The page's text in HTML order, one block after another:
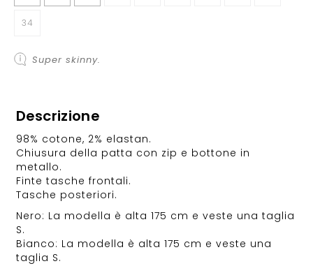
34
Super skinny.
Descrizione
98% cotone, 2% elastan.
Chiusura della patta con zip e bottone in
metallo.
Finte tasche frontali.
Tasche posteriori.
Nero: La modella è alta 175 cm e veste una taglia
S.
Bianco: La modella è alta 175 cm e veste una
taglia S.